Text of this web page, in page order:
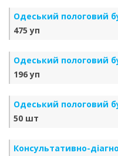
Одеський пологовий
475 уп
Одеський пологовий
196 уп
Одеський пологовий
50 шт
Консультативно-